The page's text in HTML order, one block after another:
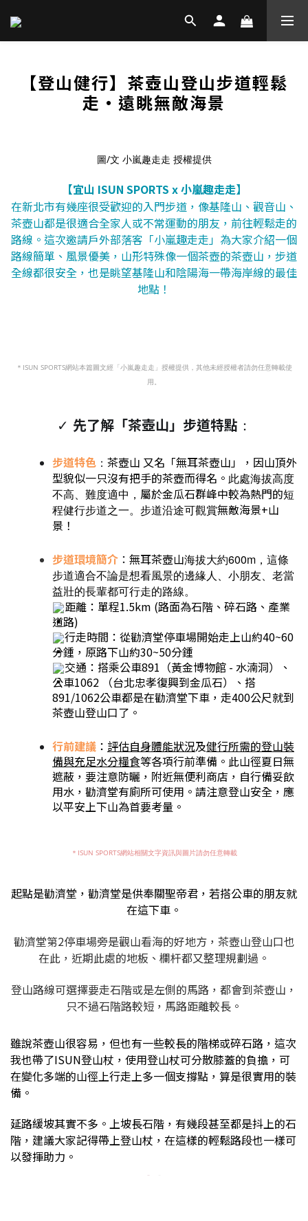
【登山健行】茶壺山登山步道輕鬆
走・遠眺無敵海景
圖/文 小嵐趣走走 授權提供
【宜山 ISUN SPORTS x 小嵐趣走走】
在新北市有幾座很受歡迎的入門步道，像基隆山、觀音山、
茶壺山都是很適合全家人或不常運動的朋友，前往輕鬆走的
路線。這次邀請戶外部落客「小嵐趣走走」為大家介紹一個
路線簡單、風景優美，山形特殊像一個茶壺的茶壺山，步道
全線都很安全，也是眺望基隆山和陰陽海一帶海岸線的最佳
地點！
＊ISUN SPORTS網站本篇圖文經「小嵐趣走走」授權提供，其他未經授權者請勿任意轉載使
用。
✓ 先了解「茶壺山」步道特點 ：
步道特色 ： 茶壺山 又名「無耳茶壺山」，因山頂外
型貌似一只沒有把手的茶壺而得名。 此處海拔高度
不高、難度適中， 屬於金瓜石群峰中較為熱門的短
程健行步道之一。步道沿途可觀賞無敵海景+山
景！
步道環境簡介 ： 無耳茶壺山海拔大約600m，這條
步道適合不論是想看風景的邊緣人、小朋友、老當
益壯的長輩都可行走的路線。
距離：單程1.5km (路面為石階、碎石路、產業
道路)
行走時間：從勸濟堂停車場開始走上山約40~60
分鍾，原路下山約30~50分鍾
交通：搭乘公車891（黃金博物館 - 水湳洞）、
公車1062 （台北忠孝復興到金瓜石）、搭
891/1062公車都是在勸濟堂下車，走400公尺就到
茶壺山登山口了。
行前建議 ： 評估自身體能狀況及健行所需的登山裝
備與充足水分糧食等各項行前準備。此山徑夏日無
遮蔽，要注意防曬，附近無便利商店，自行備妥飲
用水，勸濟堂有廁所可使用。請注意登山安全，應
以平安上下山為首要考量。
＊ISUN SPORTS網站相關文字資訊與圖片請勿任意轉載
起點是勸濟堂，勸濟堂是供奉關聖帝君，若搭公車的朋友就
在這下車。
勸濟堂第2停車場旁是觀山看海的好地方，茶壺山登山口也
在此，近期此處的地板、欄杆都又整理規劃過。
登山路線可選擇要走石階或是左側的馬路，都會到茶壺山，
只不過石階路較短，馬路距離較長。
雖說茶壺山很容易，但也有一些較長的階梯或碎石路，這次
我也帶了ISUN登山杖，使用登山杖可分散膝蓋的負擔，可
在變化多端的山徑上行走上多一個支撐點，算是很實用的裝
備。
延路緩坡其實不多。上坡長石階，有幾段甚至都是抖上的石
階，建議大家記得帶上登山杖，在這樣的輕鬆路段也一樣可
以發揮助力。